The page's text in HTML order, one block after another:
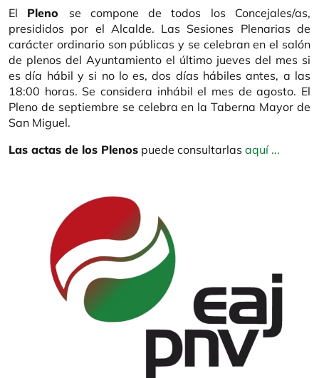
El Pleno se compone de todos los Concejales/as,
presididos por el Alcalde. Las Sesiones Plenarias de
carácter ordinario son públicas y se celebran en el salón
de plenos del Ayuntamiento el último jueves del mes si
es día hábil y si no lo es, dos días hábiles antes, a las
18:00 horas. Se considera inhábil el mes de agosto. El
Pleno de septiembre se celebra en la Taberna Mayor de
San Miguel.
Las actas de los Plenos puede consultarlas aquí ...